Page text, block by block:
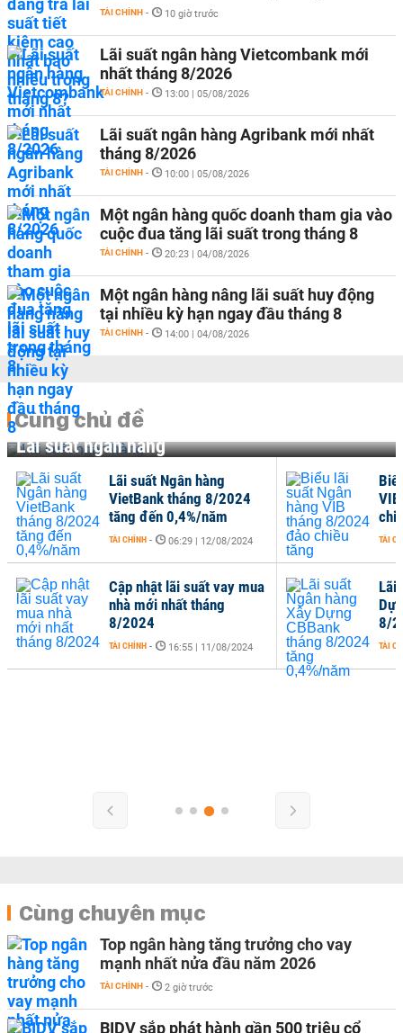
TÀI CHÍNH - 10 giờ trước
Lãi suất ngân hàng Vietcombank mới
nhất tháng 8/2026
TÀI CHÍNH - 13:00 | 05/08/2026
Lãi suất ngân hàng Agribank mới nhất
tháng 8/2026
TÀI CHÍNH - 10:00 | 05/08/2026
Một ngân hàng quốc doanh tham gia vào
cuộc đua tăng lãi suất trong tháng 8
TÀI CHÍNH - 20:23 | 04/08/2026
Một ngân hàng nâng lãi suất huy động
tại nhiều kỳ hạn ngay đầu tháng 8
TÀI CHÍNH - 14:00 | 04/08/2026
Cùng chủ đề
Lãi suất ngân hàng
Lãi
8/
TÀI
Lãi suất Ngân hàng
VietBank tháng 8/2024
tăng đến 0,4%/năm
TÀI CHÍNH - 06:29 | 12/08/2024
Cập nhật lãi suất vay mua
nhà mới nhất tháng
8/2024
TÀI CHÍNH - 16:55 | 11/08/2024
TÀI
Cùng chuyên mục
Top ngân hàng tăng trưởng cho vay
mạnh nhất nửa đầu năm 2026
TÀI CHÍNH - 2 giờ trước
BIDV sắp phát hành gần 500 triệu cổ